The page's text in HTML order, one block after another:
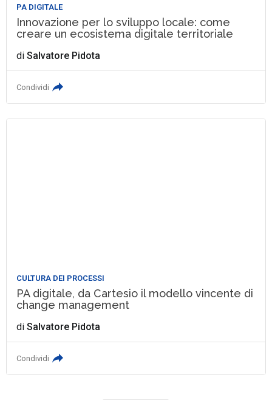
PA DIGITALE
Innovazione per lo sviluppo locale: come
creare un ecosistema digitale territoriale
diSalvatore Pidota
Condividi
CULTURA DEI PROCESSI
PA digitale, da Cartesio il modello vincente di
change management
diSalvatore Pidota
Condividi